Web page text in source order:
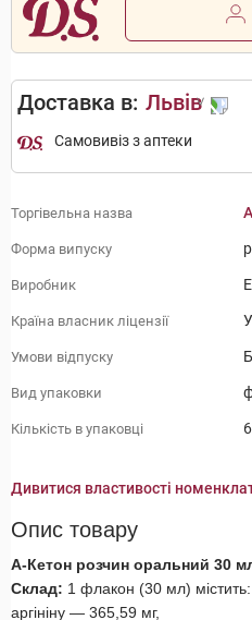
Доставка в: Львів
Самовивіз з аптеки
Торгівельна назва
Форма випуску
Виробник
Країна власник ліцензії
Умови відпуску
Вид упаковки
Кількість в упаковці
Дивитися властивості
Опис товару
А-Кетон розчин оральний 30
Склад: 1 флакон (30 мл)
аргініну — 365,59 мг,